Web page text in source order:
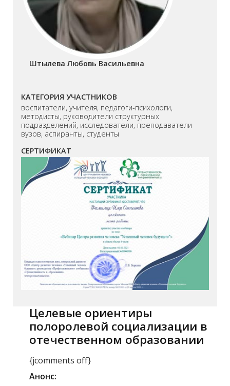
Штылева Любовь Васильевна
КАТЕГОРИЯ УЧАСТНИКОВ
воспитатели, учителя, педагоги-психологи,
методисты, руководители структурных
подразделений, исследователи, преподаватели
вузов, аспиранты, студенты
СЕРТИФИКАТ
Целевые ориентиры
полоролевой социализации в
отечественном образовании
{jcomments off}
Анонс: